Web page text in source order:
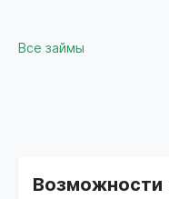
Все займы
Возможности